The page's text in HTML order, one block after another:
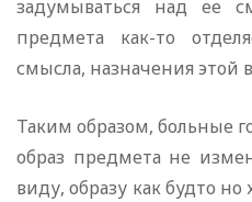
задумываться над ее
предмета как-то
смысла, назначения этой
Таким образом, больные
образ предмета не
виду, образу как будто но